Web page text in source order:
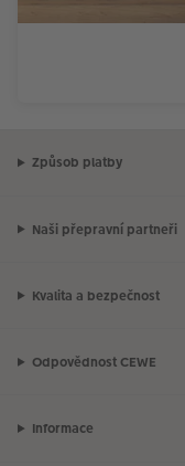
Způsob platby
Naši přepravní partneři
Kvalita a bezpečnost
Odpovědnost CEWE
Informace